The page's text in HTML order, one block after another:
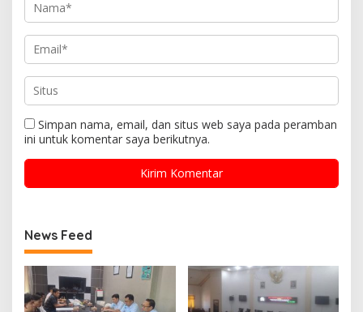
Simpan nama, email, dan situs web saya pada peramban
ini untuk komentar saya berikutnya.
News Feed